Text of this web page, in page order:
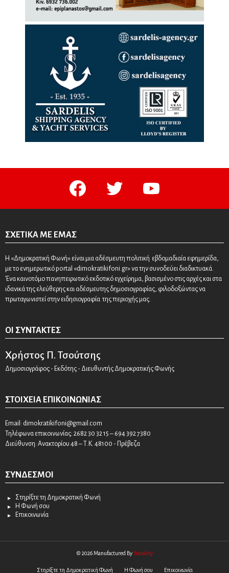
facebook twitter youtube
ΣΧΕΤΙΚΆ ΜΕ ΕΜΆΣ
Η «Δημοκρατική Φωνή» είναι μια αδέσμευτη πολιτική εβδομαδιαία εφημερίδα,
με το ενημερωτικό portal «dimokratikifoni.gr» να την συνοδεύει διαδικτυακά.
Ένα καινοτόμο πανηπειρωτικό εκδοτικό εγχείρημα, βασισμένο στις αρχές και στα
ιδανικά της ελεύθερης και αδέσμευτης δημοσιογραφίας, φιλοδοξώντας να
πρωταγωνιστεί στην ειδησιογραφία της περιοχής μας.
ΟΙ ΣΥΝΤΆΚΤΕΣ
Χρήστος Π. Τσούτσης
Δημοσιογράφος - Εκδότης - Διευθυντής Δημοκρατικής Φωνής
ΣΤΟΙΧΕΊΑ ΕΠΙΚΟΙΝΩΝΊΑΣ
Email: dimokratikifoni@gmail.com
Τηλέφωνα επικοινωνίας: 2682 30 32 15 – 694 392 7380
Διεύθυνση: Ανακτορίου 48 – Τ.Κ. 48100 - Πρέβεζα
ΣΎΝΔΕΣΜΟΙ
Στηρίξτε τη Δημοκρατική Φωνή
Η Φωνή σου
Επικοινωνία
© 2026 Manufactured By Sociality
Στηρίξτε τη Δημοκρατική Φωνή Η Φωνή σου Επικοινωνία